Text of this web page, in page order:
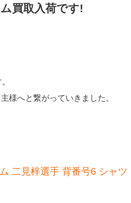
買取入荷です!
様へと繋がっていきました。
二見梓選手 背番号6 シャツ